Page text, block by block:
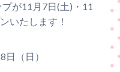
が11月7日(土)・11
いたします！
（日）